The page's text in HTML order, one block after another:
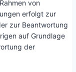
von
erfolgt zur
zur Beantwortung
auf Grundlage
der